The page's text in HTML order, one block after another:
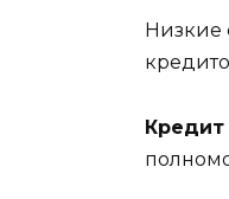
Низкие
Кредит